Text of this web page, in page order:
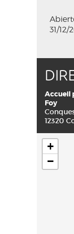
31/12/
Accueil
Foy
12320
+
−